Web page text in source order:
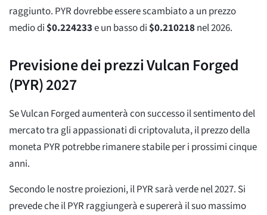
raggiunto. PYR dovrebbe essere scambiato a un prezzo
medio di$0.224233e un basso di$0.210218nel 2026.
Previsione dei prezzi Vulcan Forged
(PYR) 2027
Se Vulcan Forged aumenterà con successo il sentimento del
mercato tra gli appassionati di criptovaluta, il prezzo della
moneta PYR potrebbe rimanere stabile per i prossimi cinque
anni.
Secondo le nostre proiezioni, il PYR sarà verde nel 2027. Si
prevede che il PYR raggiungerà e supererà il suo massimo